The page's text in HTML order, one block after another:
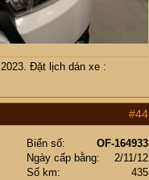
Đặt lịch dán xe :
#44
Biển số
OF-164933
Ngày cấp bằng
2/11/12
Số km
435